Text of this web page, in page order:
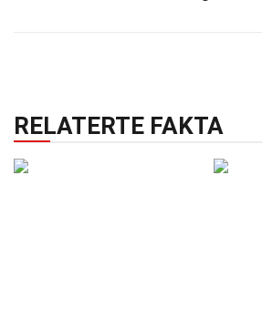
RELATERTE FAKTA